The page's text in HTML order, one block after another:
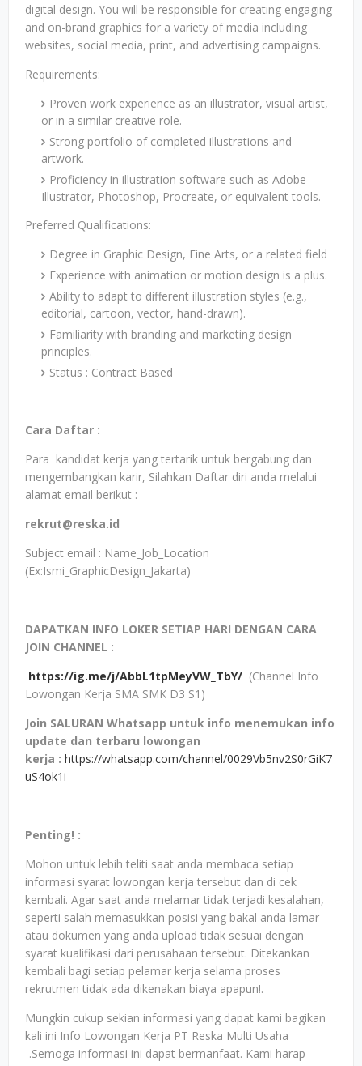
digital design. You will be responsible for creating engaging
and on-brand graphics for a variety of media including
websites, social media, print, and advertising campaigns.
Requirements:
Proven work experience as an illustrator, visual artist,
or in a similar creative role.
Strong portfolio of completed illustrations and
artwork.
Proficiency in illustration software such as Adobe
Illustrator, Photoshop, Procreate, or equivalent tools.
Preferred Qualifications:
Degree in Graphic Design, Fine Arts, or a related field
Experience with animation or motion design is a plus.
Ability to adapt to different illustration styles (e.g.,
editorial, cartoon, vector, hand-drawn).
Familiarity with branding and marketing design
principles.
Status : Contract Based
Cara Daftar :
Para kandidat kerja yang tertarik untuk bergabung dan
mengembangkan karir, Silahkan Daftar diri anda melalui
alamat email berikut :
rekrut@reska.id
Subject email : Name_Job_Location
(Ex:Ismi_GraphicDesign_Jakarta)
DAPATKAN INFO LOKER SETIAP HARI DENGAN CARA
JOIN CHANNEL :
https://ig.me/j/AbbL1tpMeyVW_TbY/ (Channel Info
Lowongan Kerja SMA SMK D3 S1)
Join SALURAN Whatsapp untuk info menemukan info
update dan terbaru lowongan
kerja : https://whatsapp.com/channel/0029Vb5nv2S0rGiK7
uS4ok1i
Penting! :
Mohon untuk lebih teliti saat anda membaca setiap
informasi syarat lowongan kerja tersebut dan di cek
kembali. Agar saat anda melamar tidak terjadi kesalahan,
seperti salah memasukkan posisi yang bakal anda lamar
atau dokumen yang anda upload tidak sesuai dengan
syarat kualifikasi dari perusahaan tersebut. Ditekankan
kembali bagi setiap pelamar kerja selama proses
rekrutmen tidak ada dikenakan biaya apapun!.
Mungkin cukup sekian informasi yang dapat kami bagikan
kali ini Info Lowongan Kerja PT Reska Multi Usaha
-.Semoga informasi ini dapat bermanfaat. Kami harap